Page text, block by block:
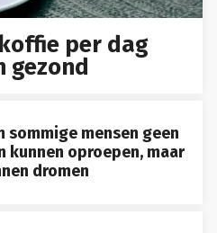
per dag
gezond
sommige mensen geen
kunnen oproepen, maar
dromen